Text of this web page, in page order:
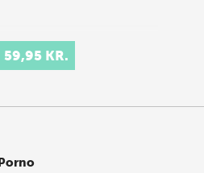
59,95 KR.
Porno